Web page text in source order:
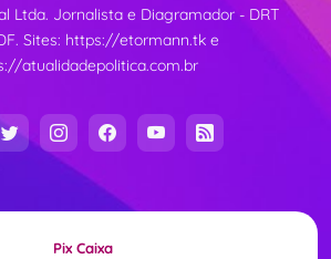
Ltda. Jornalista e Diagramador - DRT
Sites: https://etormann.tk e
atualidadepolitica.com.br
Pix Caixa